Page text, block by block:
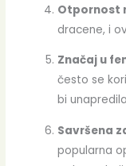
Otpornost
dracene, i
Značaj u
često se
bi
Savršena
popularna